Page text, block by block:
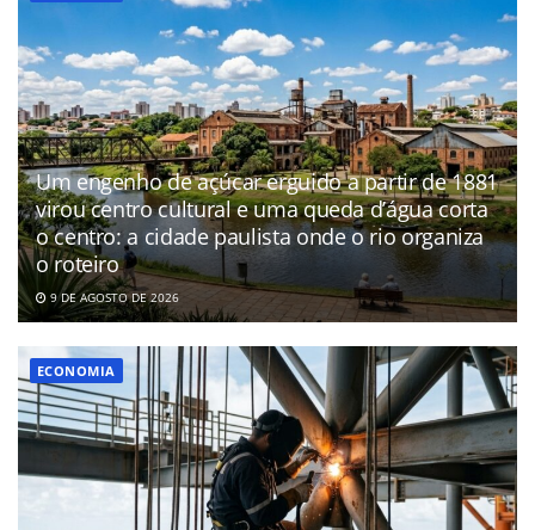
Um engenho de açúcar erguido a partir de 1881
virou centro cultural e uma queda d’água corta
o centro: a cidade paulista onde o rio organiza
o roteiro
9 DE AGOSTO DE 2026
ECONOMIA